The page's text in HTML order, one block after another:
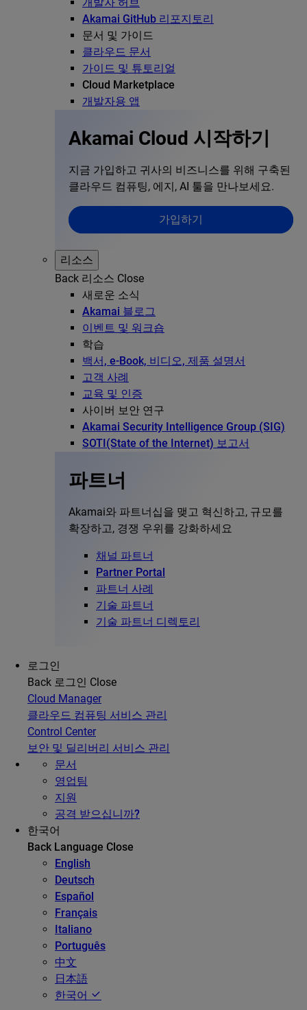
개발자 허브
Akamai GitHub 리포지토리
문서 및 가이드
클라우드 문서
가이드 및 튜토리얼
Cloud Marketplace
개발자용 앱
Akamai Cloud 시작하기
지금 가입하고 귀사의 비즈니스를 위해 구축된
클라우드 컴퓨팅, 에지, AI 툴을 만나보세요.
가입하기
리소스
Back 리소스 Close
새로운 소식
Akamai 블로그
이벤트 및 워크숍
학습
백서, e-Book, 비디오, 제품 설명서
고객 사례
교육 및 인증
사이버 보안 연구
Akamai Security Intelligence Group (SIG)
SOTI(State of the Internet) 보고서
파트너
Akamai와 파트너십을 맺고 혁신하고, 규모를
확장하고, 경쟁 우위를 강화하세요
채널 파트너
Partner Portal
파트너 사례
기술 파트너
기술 파트너 디렉토리
로그인
Back 로그인 Close
Cloud Manager
클라우드 컴퓨팅 서비스 관리
Control Center
보안 및 딜리버리 서비스 관리
문서
영업팀
지원
공격 받으십니까?
한국어
Back Language Close
English
Deutsch
Español
Français
Italiano
Português
中文
日本語
한국어